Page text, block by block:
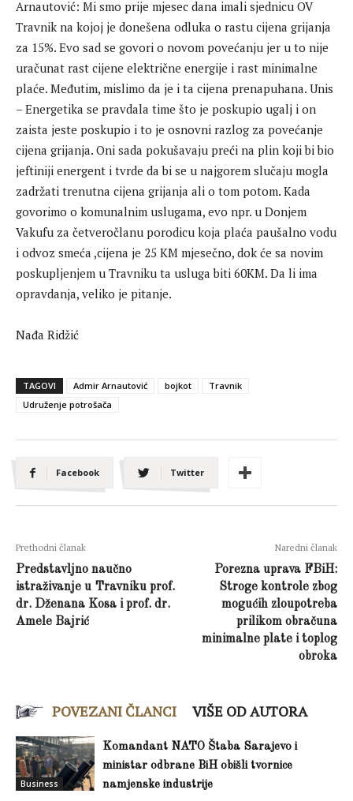
Arnautović: Mi smo prije mjesec dana imali sjednicu OV
Travnik na kojoj je donešena odluka o rastu cijena grijanja
za 15%. Evo sad se govori o novom povećanju jer u to nije
uračunat rast cijene električne energije i rast minimalne
plaće. Međutim, mislimo da je i ta cijena prenapuhana. Unis
– Energetika se pravdala time što je poskupio ugalj i on
zaista jeste poskupio i to je osnovni razlog za povećanje
cijena grijanja. Oni sada pokušavaju preći na plin koji bi bio
jeftiniji energent i tvrde da bi se u najgorem slučaju mogla
zadržati trenutna cijena grijanja ali o tom potom. Kada
govorimo o komunalnim uslugama, evo npr. u Donjem
Vakufu za četveročlanu porodicu koja plaća paušalno vodu
i odvoz smeća ,cijena je 25 KM mjesečno, dok će sa novim
poskupljenjem u Travniku ta usluga biti 60KM. Da li ima
opravdanja, veliko je pitanje.
Nađa Ridžić
TAGOVI Admir Arnautović bojkot
Travnik
Udruženje potrošača
Facebook Twitter
Prethodni članak
Predstavljno naučno
istraživanje u Travniku prof.
dr. Dženana Kosa i prof. dr.
Amele Bajrić
Naredni članak
Porezna uprava FBiH:
Stroge kontrole zbog
mogućih zloupotreba
prilikom obračuna
minimalne plate i toplog
obroka
POVEZANI ČLANCI VIŠE OD AUTORA
Business
Komandant NATO Štaba Sarajevo i
ministar odbrane BiH obišli tvornice
namjenske industrije